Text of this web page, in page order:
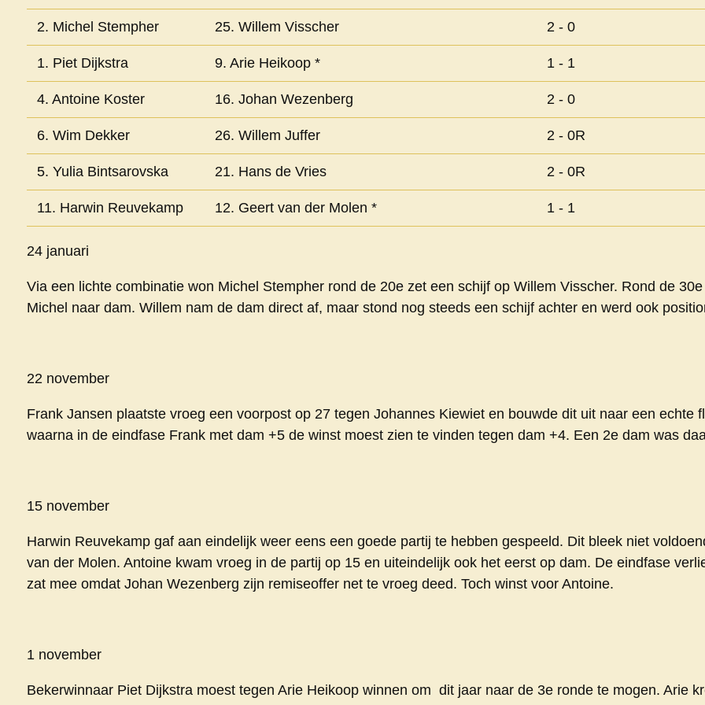
2. Michel Stempher 25. Willem Visscher 2 - 0
1. Piet Dijkstra 9. Arie Heikoop * 1 - 1
4. Antoine Koster 16. Johan Wezenberg 2 - 0
6. Wim Dekker 26. Willem Juffer 2 - 0R
5. Yulia Bintsarovska 21. Hans de Vries 2 - 0R
11. Harwin Reuvekamp 12. Geert van der Molen * 1 - 1
24 januari
Via een lichte combinatie won Michel Stempher rond de 20e zet een schijf op Willem Visscher. Rond de
Michel naar dam. Willem nam de dam direct af, maar stond nog steeds een schijf achter en werd ook
22 november
Frank Jansen plaatste vroeg een voorpost op 27 tegen Johannes Kiewiet en bouwde dit uit naar een echte
waarna in de eindfase Frank met dam +5 de winst moest zien te vinden tegen dam +4. Een 2e dam was
15 november
Harwin Reuvekamp gaf aan eindelijk weer eens een goede partij te hebben gespeeld. Dit bleek niet
van der Molen. Antoine kwam vroeg in de partij op 15 en uiteindelijk ook het eerst op dam. De eindfase
zat mee omdat Johan Wezenberg zijn remiseoffer net te vroeg deed. Toch winst voor Antoine.
1 november
Bekerwinnaar Piet Dijkstra moest tegen Arie Heikoop winnen om dit jaar naar de 3e ronde te mogen. Arie